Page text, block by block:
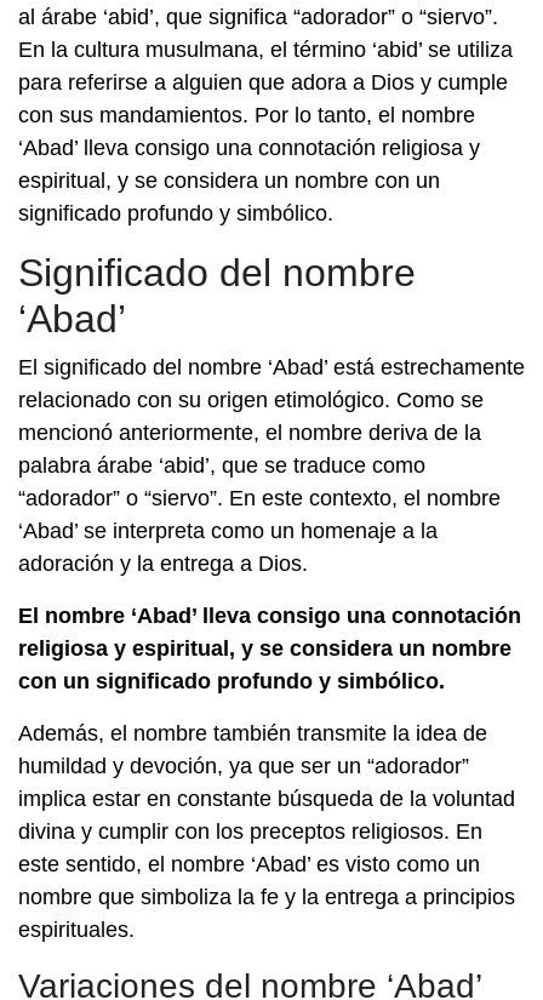
al árabe ‘abid’, que significa “adorador” o “siervo”.
En la cultura musulmana, el término ‘abid’ se utiliza
para referirse a alguien que adora a Dios y cumple
con sus mandamientos. Por lo tanto, el nombre
‘Abad’ lleva consigo una connotación religiosa y
espiritual, y se considera un nombre con un
significado profundo y simbólico.
Significado del nombre
‘Abad’
El significado del nombre ‘Abad’ está estrechamente
relacionado con su origen etimológico. Como se
mencionó anteriormente, el nombre deriva de la
palabra árabe ‘abid’, que se traduce como
“adorador” o “siervo”. En este contexto, el nombre
‘Abad’ se interpreta como un homenaje a la
adoración y la entrega a Dios.
El nombre ‘Abad’ lleva consigo una connotación
religiosa y espiritual, y se considera un nombre
con un significado profundo y simbólico.
Además, el nombre también transmite la idea de
humildad y devoción, ya que ser un “adorador”
implica estar en constante búsqueda de la voluntad
divina y cumplir con los preceptos religiosos. En
este sentido, el nombre ‘Abad’ es visto como un
nombre que simboliza la fe y la entrega a principios
espirituales.
Variaciones del nombre ‘Abad’